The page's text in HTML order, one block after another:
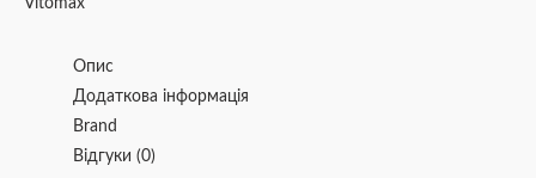
Vitomax
Опис
Додаткова інформація
Brand
Відгуки (0)